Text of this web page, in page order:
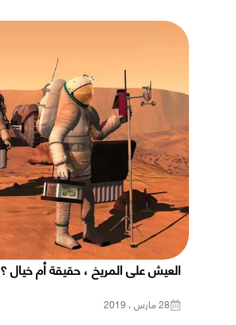
العيش على المريخ ، حقيقة أم خيال ؟
28 مارس ، 2019